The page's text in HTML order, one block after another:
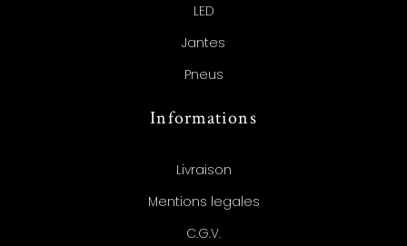
LED
Jantes
Pneus
Informations
Livraison
Mentions legales
C.G.V.